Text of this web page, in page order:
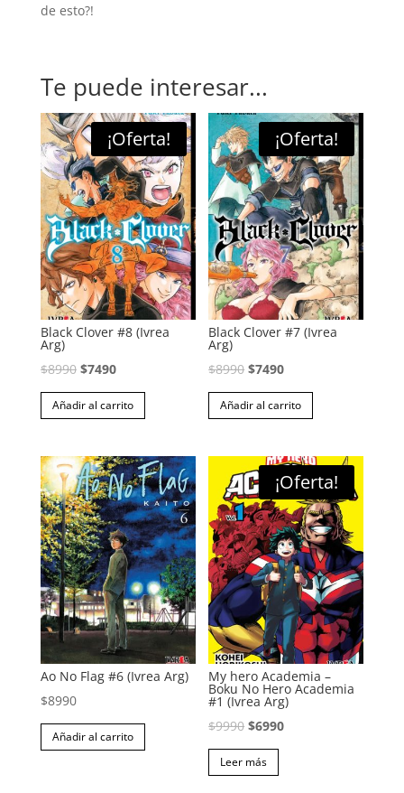
de esto?!
Te puede interesar...
¡Oferta!
Black Clover #8 (Ivrea
Arg)
$8990 El
precio
original
$8990.
$7490El
precio
actual
$7490.
Añadir al carrito
¡Oferta!
Black Clover #7 (Ivrea
Arg)
$8990 El
precio
original
$8990.
$7490El
precio
actual
$7490.
Añadir al carrito
Ao No Flag #6 (Ivrea Arg)
$8990
Añadir al carrito
¡Oferta!
My hero Academia –
Boku No Hero Academia
#1 (Ivrea Arg)
$9990 El
precio
original
$6990El
Leer más